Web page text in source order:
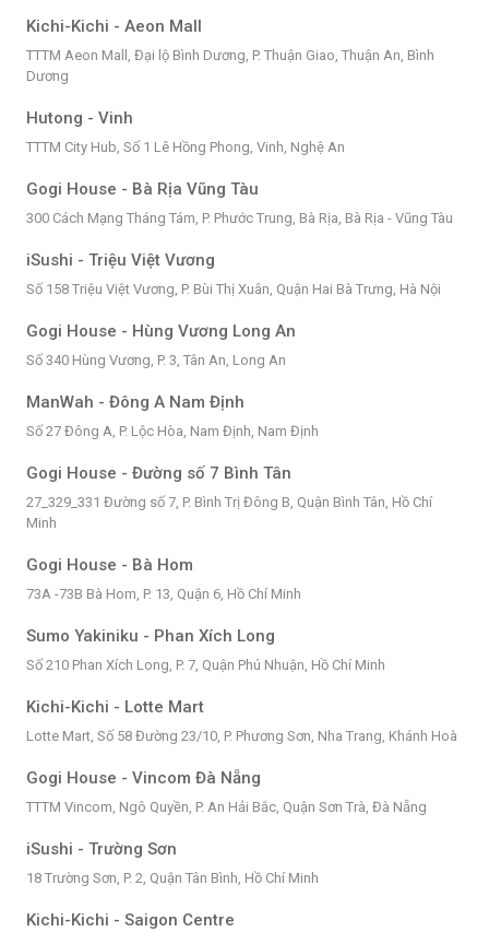
Kichi-Kichi - Aeon Mall
TTTM Aeon Mall, Đại lộ Bình Dương, P. Thuận Giao, Thuận An, Bình
Dương
Hutong - Vinh
TTTM City Hub, Số 1 Lê Hồng Phong, Vinh, Nghệ An
Gogi House - Bà Rịa Vũng Tàu
300 Cách Mạng Tháng Tám, P. Phước Trung, Bà Rịa, Bà Rịa - Vũng Tàu
iSushi - Triệu Việt Vương
Số 158 Triệu Việt Vương, P. Bùi Thị Xuân, Quận Hai Bà Trưng, Hà Nội
Gogi House - Hùng Vương Long An
Số 340 Hùng Vương, P. 3, Tân An, Long An
ManWah - Đông A Nam Định
Số 27 Đông A, P. Lộc Hòa, Nam Định, Nam Định
Gogi House - Đường số 7 Bình Tân
27_329_331 Đường số 7, P. Bình Trị Đông B, Quận Bình Tân, Hồ Chí
Minh
Gogi House - Bà Hom
73A -73B Bà Hom, P. 13, Quận 6, Hồ Chí Minh
Sumo Yakiniku - Phan Xích Long
Số 210 Phan Xích Long, P. 7, Quận Phú Nhuận, Hồ Chí Minh
Kichi-Kichi - Lotte Mart
Lotte Mart, Số 58 Đường 23/10, P. Phương Sơn, Nha Trang, Khánh Hoà
Gogi House - Vincom Đà Nẵng
TTTM Vincom, Ngô Quyền, P. An Hải Bắc, Quận Sơn Trà, Đà Nẵng
iSushi - Trường Sơn
18 Trường Sơn, P. 2, Quận Tân Bình, Hồ Chí Minh
Kichi-Kichi - Saigon Centre